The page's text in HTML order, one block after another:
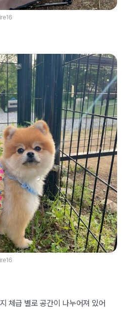
체급 별로 공간이 나누어져 있어